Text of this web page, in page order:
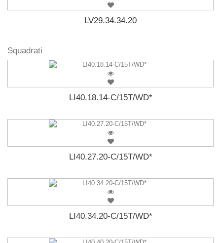
LV29.34.34.20
Squadrati
LI40.18.14-C/15T/WD*
LI40.27.20-C/15T/WD*
LI40.34.20-C/15T/WD*